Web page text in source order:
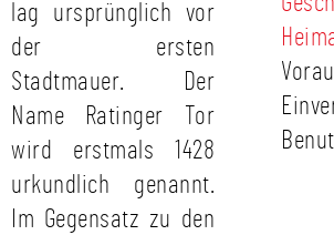
lag ursprünglich vor
der ersten
Stadtmauer. Der
Name Ratinger Tor
wird erstmals 1428
urkundlich genannt.
Im Gegensatz zu den